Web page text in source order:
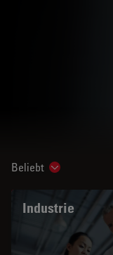
Beliebt Show
Industrie